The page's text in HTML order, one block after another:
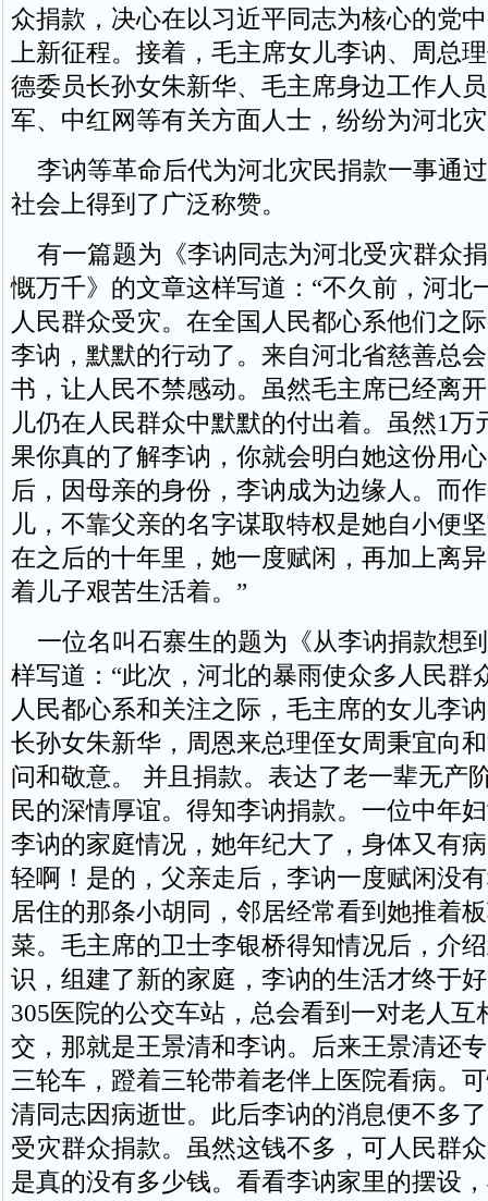
众捐款，决心在以习近平同志为核心的党
上新征程。接着，毛主席女儿李讷、周总
德委员长孙女朱新华、毛主席身边工作人
军、中红网等有关方面人士，纷纷为河北
李讷等革命后代为河北灾民捐款一事通
社会上得到了广泛称赞。
有一篇题为《李讷同志为河北受灾群众
慨万千》的文章这样写道：“不久前，河北
人民群众受灾。在全国人民都心系他们之
李讷，默默的行动了。来自河北省慈善总
书，让人民不禁感动。虽然毛主席已经离
儿仍在人民群众中默默的付出着。虽然1万
果你真的了解李讷，你就会明白她这份用
后，因母亲的身份，李讷成为边缘人。而
儿，不靠父亲的名字谋取特权是她自小便
在之后的十年里，她一度赋闲，再加上离
着儿子艰苦生活着。”
一位名叫石寨生的题为《从李讷捐款想
样写道：“此次，河北的暴雨使众多人民群
人民都心系和关注之际，毛主席的女儿李
长孙女朱新华，周恩来总理侄女周秉宜向
问和敬意。 并且捐款。表达了老一辈无产
民的深情厚谊。得知李讷捐款。一位中年
李讷的家庭情况，她年纪大了，身体又有
轻啊！是的，父亲走后，李讷一度赋闲没
居住的那条小胡同，邻居经常看到她推着
菜。毛主席的卫士李银桥得知情况后，介
识，组建了新的家庭，李讷的生活才终于
305医院的公交车站，总会看到一对老人互
交，那就是王景清和李讷。后来王景清还
三轮车，蹬着三轮带着老伴上医院看病。
清同志因病逝世。此后李讷的消息便不多
受灾群众捐款。虽然这钱不多，可人民群
是真的没有多少钱。看看李讷家里的摆设